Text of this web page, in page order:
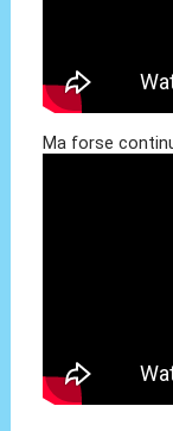
Ma forse